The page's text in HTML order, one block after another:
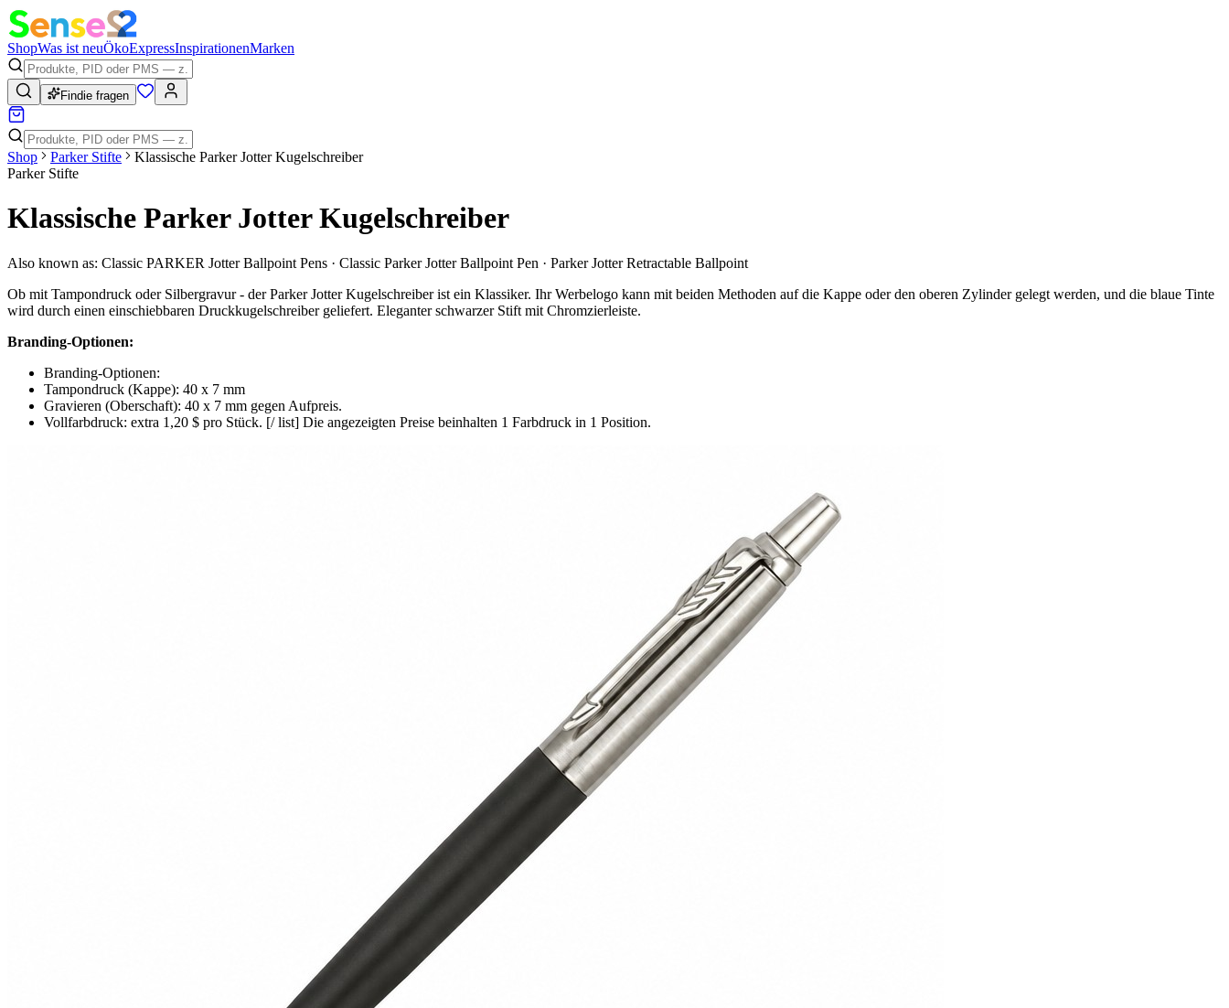
ShopWas ist neuÖkoExpressInspirationenMarken
Findie fragen
Shop Parker Stifte
Klassische Parker Jotter Kugelschreiber
Parker Stifte
Klassische Parker Jotter Kugelschreiber
Also known as: Classic PARKER Jotter Ballpoint Pens · Classic Parker Jotter Ballpoint Pen · Parker Jotter Retractable Ballpoint
Ob mit Tampondruck oder Silbergravur - der Parker Jotter Kugelschreiber ist ein Klassiker. Ihr Werbelogo kann mit beiden Methoden auf die Kappe oder den oberen Zylinder gelegt werden, und die blaue Tinte
wird durch einen einschiebbaren Druckkugelschreiber geliefert. Eleganter schwarzer Stift mit Chromzierleiste.
Branding-Optionen:
Branding-Optionen:
Tampondruck (Kappe): 40 x 7 mm
Gravieren (Oberschaft): 40 x 7 mm gegen Aufpreis.
Vollfarbdruck: extra 1,20 $ pro Stück. [/ list] Die angezeigten Preise beinhalten 1 Farbdruck in 1 Position.